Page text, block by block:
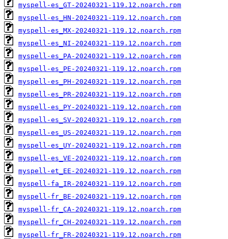
myspell-es_GT-20240321-119.12.noarch.rpm
myspell-es_HN-20240321-119.12.noarch.rpm
myspell-es_MX-20240321-119.12.noarch.rpm
myspell-es_NI-20240321-119.12.noarch.rpm
myspell-es_PA-20240321-119.12.noarch.rpm
myspell-es_PE-20240321-119.12.noarch.rpm
myspell-es_PH-20240321-119.12.noarch.rpm
myspell-es_PR-20240321-119.12.noarch.rpm
myspell-es_PY-20240321-119.12.noarch.rpm
myspell-es_SV-20240321-119.12.noarch.rpm
myspell-es_US-20240321-119.12.noarch.rpm
myspell-es_UY-20240321-119.12.noarch.rpm
myspell-es_VE-20240321-119.12.noarch.rpm
myspell-et_EE-20240321-119.12.noarch.rpm
myspell-fa_IR-20240321-119.12.noarch.rpm
myspell-fr_BE-20240321-119.12.noarch.rpm
myspell-fr_CA-20240321-119.12.noarch.rpm
myspell-fr_CH-20240321-119.12.noarch.rpm
myspell-fr_FR-20240321-119.12.noarch.rpm